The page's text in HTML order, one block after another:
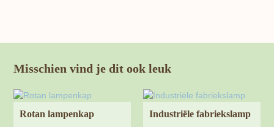
Misschien vind je dit ook leuk
Rotan lampenkap Industriële fabriekslamp